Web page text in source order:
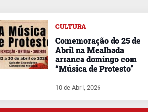
CULTURA
Comemoração do 25 de
Abril na Mealhada
arranca domingo com
“Música de Protesto”
10 de Abril, 2026